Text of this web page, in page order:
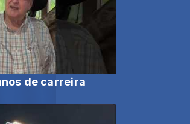
de carreira